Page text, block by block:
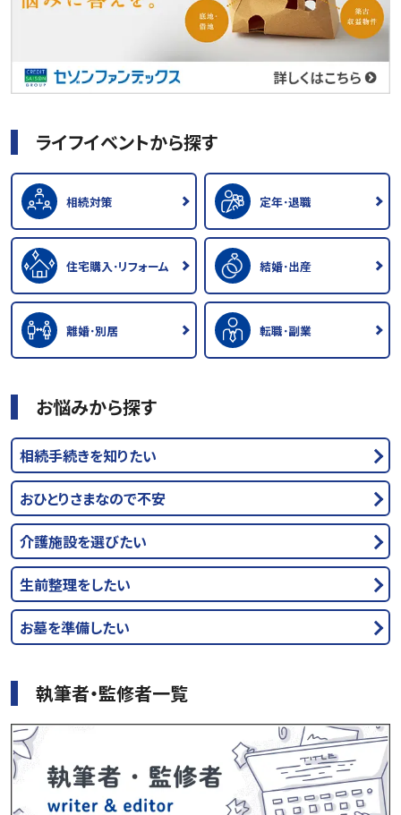
ライフイベントから探す
相続対策 定年･退職
住宅購入･リフォーム 結婚･出産
離婚･別居 転職･副業
お悩みから探す
相続手続きを知りたい
おひとりさまなので不安
介護施設を選びたい
生前整理をしたい
お墓を準備したい
執筆者・監修者一覧